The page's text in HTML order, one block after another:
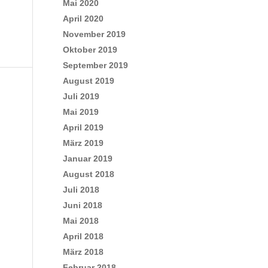
Mai 2020
April 2020
November 2019
Oktober 2019
September 2019
August 2019
Juli 2019
Mai 2019
April 2019
März 2019
Januar 2019
August 2018
Juli 2018
Juni 2018
Mai 2018
April 2018
März 2018